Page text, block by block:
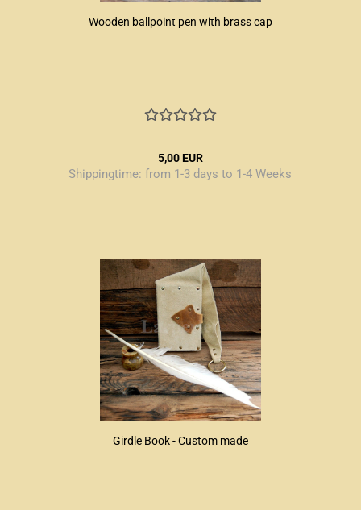
Wooden ballpoint pen with brass cap
5,00 EUR
Shippingtime: from 1-3 days to 1-4 Weeks
Girdle Book - Custom made